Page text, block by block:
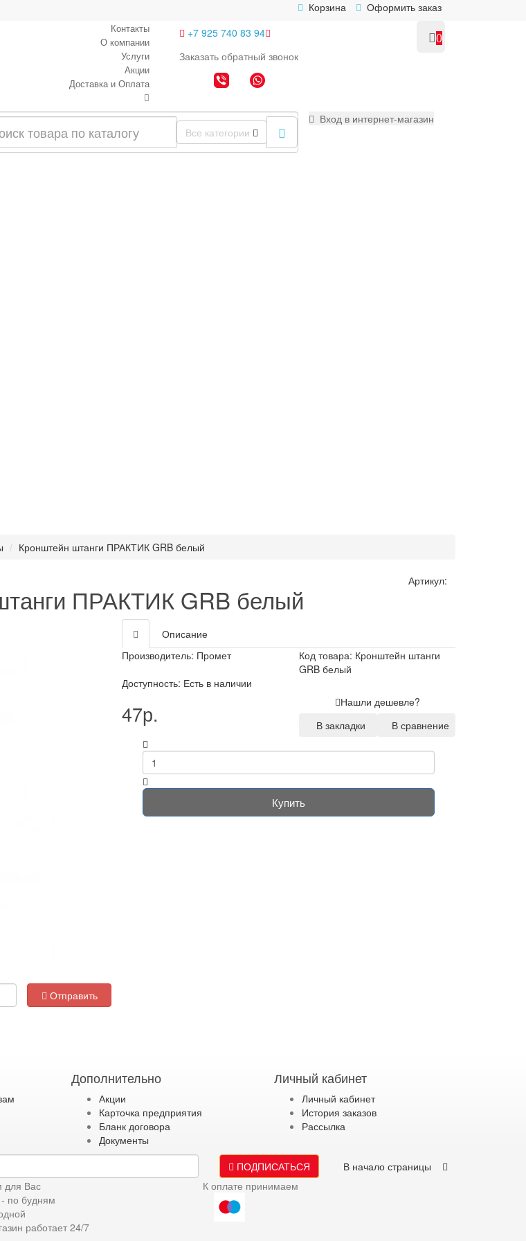
Корзина Оформить заказ
Контакты
О компании
Услуги
Акции
Доставка и Оплата
+7 925 740 83 94
Заказать обратный звонок
0
Все категории
Вход в интернет-магазин
Кронштейн штанги ПРАКТИК GRB белый
ПРАКТИК GRB белый
Артикул:
Отправить
Описание
Производитель: Промет
Код товара: Кронштейн штанги
GRB белый
Доступность: Есть в наличии
47р.
Нашли дешевле?
В закладки
В сравнение
Купить
Дополнительно
Акции
Карточка предприятия
Бланк договора
Документы
Личный кабинет
Личный кабинет
История заказов
Рассылка
ПОДПИСАТЬСЯ
В начало страницы
для Вас
по будням
работает 24/7
К оплате принимаем